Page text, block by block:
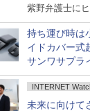
紫野弁護士に
持ち運び時は
イドカバー式
サンワサプラ
INTERNET
未来に向けて